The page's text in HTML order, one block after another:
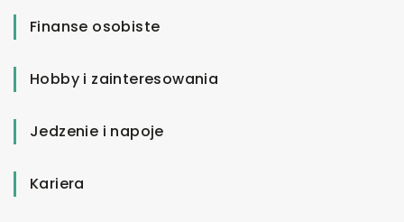
Finanse osobiste
Hobby i zainteresowania
Jedzenie i napoje
Kariera